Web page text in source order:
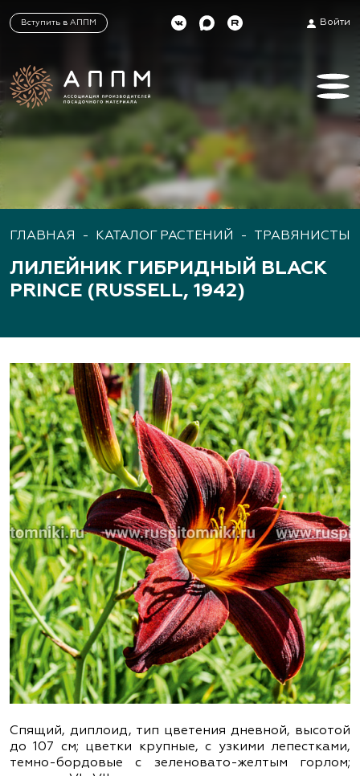
Вступить в АППМ Войти
ГЛАВНАЯ - КАТАЛОГ РАСТЕНИЙ -
ЛИЛЕЙНИК ГИБРИДНЫЙ BLACK
PRINCE (RUSSELL, 1942)
Спящий, диплоид, тип цветения дневной, высотой
до 107 см; цветки крупные, с узкими лепестками,
темно-бордовые с зеленовато-желтым горлом;